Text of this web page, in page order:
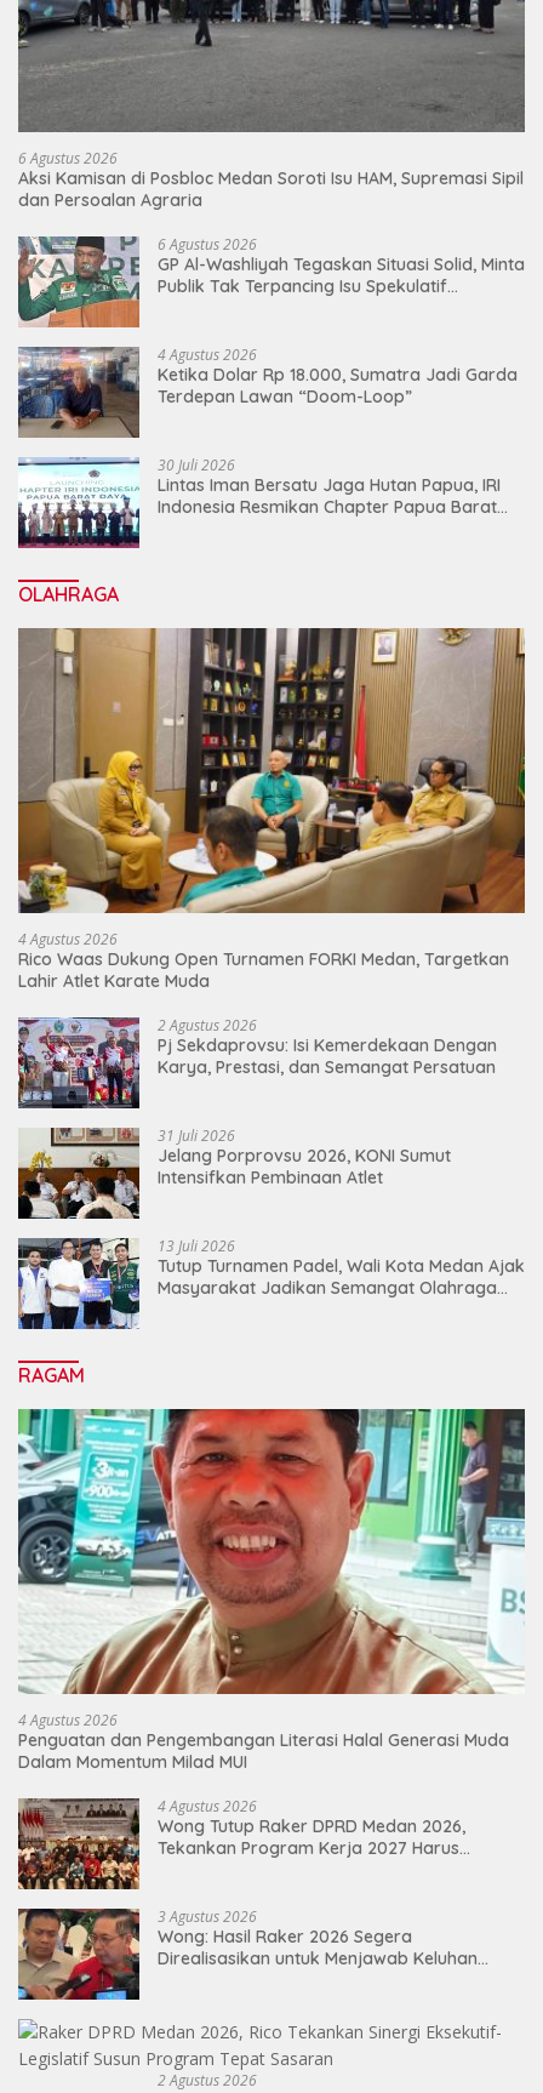
6 Agustus 2026
Aksi Kamisan di Posbloc Medan Soroti Isu HAM, Supremasi Sipil
dan Persoalan Agraria
6 Agustus 2026
GP Al-Washliyah Tegaskan Situasi Solid, Minta
Publik Tak Terpancing Isu Spekulatif
4 Agustus 2026
Ketika Dolar Rp 18.000, Sumatra Jadi Garda
Terdepan Lawan “Doom-Loop”
30 Juli 2026
Lintas Iman Bersatu Jaga Hutan Papua, IRI
Indonesia Resmikan Chapter Papua Barat
OLAHRAGA
4 Agustus 2026
Rico Waas Dukung Open Turnamen FORKI Medan, Targetkan
Lahir Atlet Karate Muda
2 Agustus 2026
Pj Sekdaprovsu: Isi Kemerdekaan Dengan
Karya, Prestasi, dan Semangat Persatuan
31 Juli 2026
Jelang Porprovsu 2026, KONI Sumut
Intensifkan Pembinaan Atlet
13 Juli 2026
Tutup Turnamen Padel, Wali Kota Medan Ajak
Masyarakat Jadikan Semangat Olahraga
RAGAM
4 Agustus 2026
Penguatan dan Pengembangan Literasi Halal Generasi Muda
Dalam Momentum Milad MUI
4 Agustus 2026
Wong Tutup Raker DPRD Medan 2026,
Tekankan Program Kerja 2027 Harus
3 Agustus 2026
Wong: Hasil Raker 2026 Segera
Direalisasikan untuk Menjawab Keluhan
2 Agustus 2026